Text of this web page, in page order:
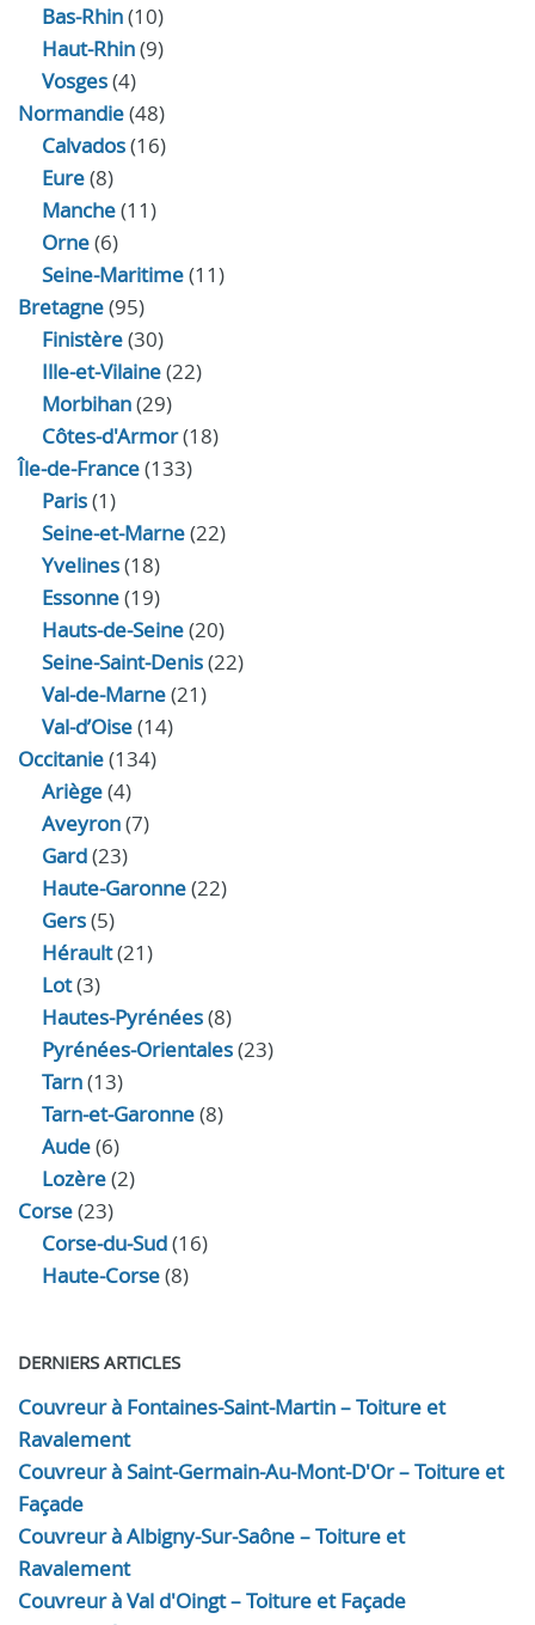
Bas-Rhin(10)
Haut-Rhin(9)
Vosges(4)
Normandie(48)
Calvados(16)
Eure(8)
Manche(11)
Orne(6)
Seine-Maritime(11)
Bretagne(95)
Finistère(30)
Ille-et-Vilaine(22)
Morbihan(29)
Côtes-d'Armor(18)
Île-de-France(133)
Paris(1)
Seine-et-Marne(22)
Yvelines(18)
Essonne(19)
Hauts-de-Seine(20)
Seine-Saint-Denis(22)
Val-de-Marne(21)
Val-d’Oise(14)
Occitanie(134)
Ariège(4)
Aveyron(7)
Gard(23)
Haute-Garonne(22)
Gers(5)
Hérault(21)
Lot(3)
Hautes-Pyrénées(8)
Pyrénées-Orientales(23)
Tarn(13)
Tarn-et-Garonne(8)
Aude(6)
Lozère(2)
Corse(23)
Corse-du-Sud(16)
Haute-Corse(8)
DERNIERS ARTICLES
Couvreur à Fontaines-Saint-Martin – Toiture et
Ravalement
Couvreur à Saint-Germain-Au-Mont-D'Or – Toiture et
Façade
Couvreur à Albigny-Sur-Saône – Toiture et
Ravalement
Couvreur à Val d'Oingt – Toiture et Façade